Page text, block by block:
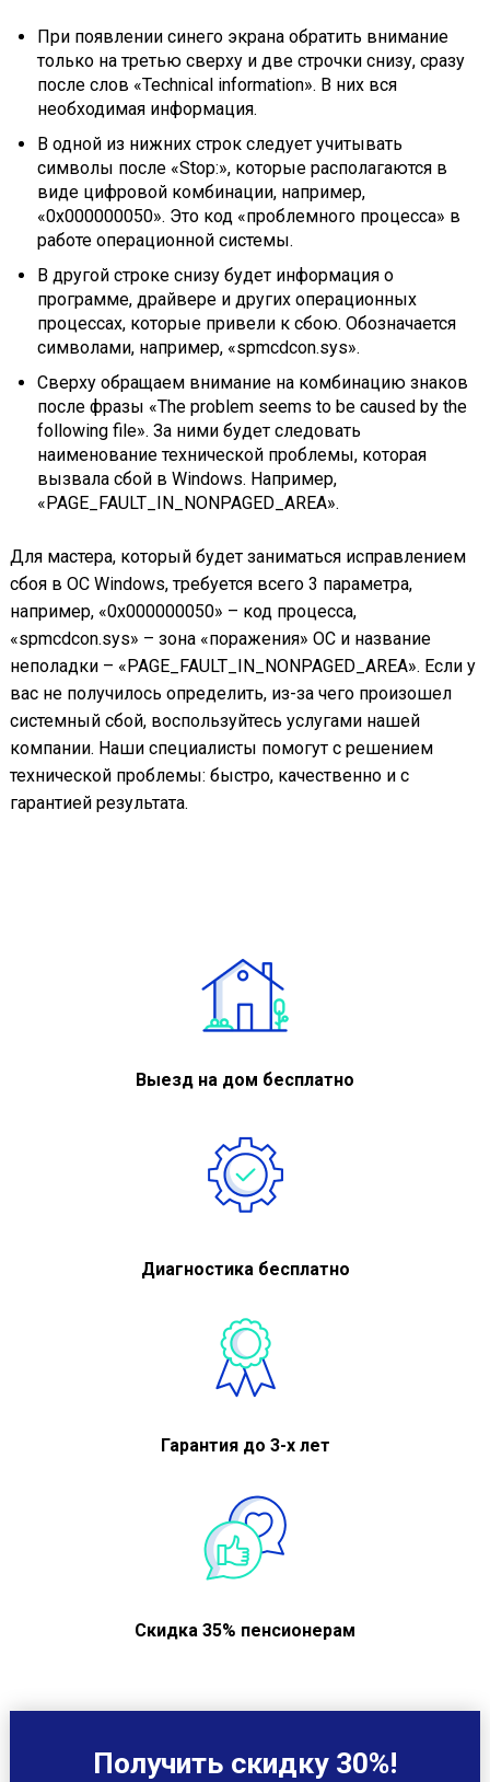
При появлении синего экрана обратить внимание
только на третью сверху и две строчки снизу, сразу
после слов «Technical information». В них вся
необходимая информация.
В одной из нижних строк следует учитывать
символы после «Stop:», которые располагаются в
виде цифровой комбинации, например,
«0x000000050». Это код «проблемного процесса» в
работе операционной системы.
В другой строке снизу будет информация о
программе, драйвере и других операционных
процессах, которые привели к сбою. Обозначается
символами, например, «spmcdcon.sys».
Сверху обращаем внимание на комбинацию знаков
после фразы «The problem seems to be caused by the
following file». За ними будет следовать
наименование технической проблемы, которая
вызвала сбой в Windows. Например,
«PAGE_FAULT_IN_NONPAGED_AREA».
Для мастера, который будет заниматься исправлением
сбоя в ОС Windows, требуется всего 3 параметра,
например, «0x000000050» – код процесса,
«spmcdcon.sys» – зона «поражения» ОС и название
неполадки – «PAGE_FAULT_IN_NONPAGED_AREA». Если у
вас не получилось определить, из-за чего произошел
системный сбой, воспользуйтесь услугами нашей
компании. Наши специалисты помогут с решением
технической проблемы: быстро, качественно и с
гарантией результата.
Выезд на дом бесплатно
Диагностика бесплатно
Гарантия до 3-х лет
Скидка 35% пенсионерам
Получить скидку 30%!